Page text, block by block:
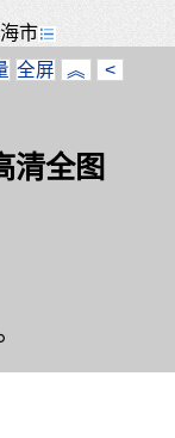
市
全屏 ︽ <
清全图